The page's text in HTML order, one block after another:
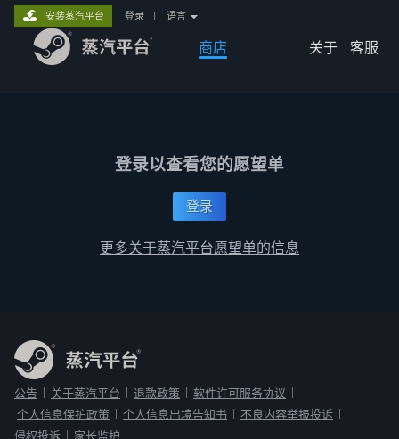
商店 关于 客服
安装蒸汽平台 登录 语言
登录以查看您的愿望单
登录
更多关于蒸汽平台愿望单的信息
公告 关于蒸汽平台 退款政策 软件许可服务协议
个人信息保护政策 个人信息出境告知书 不良内容举报投诉
侵权投诉 家长监护